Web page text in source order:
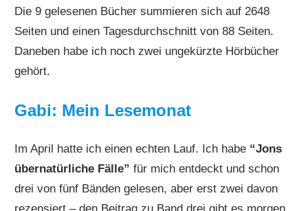
Die 9 gelesenen Bücher summieren sich auf 2648
Seiten und einen Tagesdurchschnitt von 88 Seiten.
Daneben habe ich noch zwei ungekürzte Hörbücher
gehört.
Gabi: Mein Lesemonat
Im April hatte ich einen echten Lauf. Ich habe “Jons
übernatürliche Fälle” für mich entdeckt und schon
drei von fünf Bänden gelesen, aber erst zwei davon